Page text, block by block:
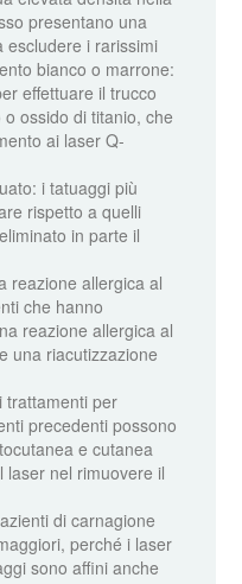
presentano una
escludere i rarissimi
bianco o marrone:
effettuare il trucco
ossido di titanio, che
ai laser Q-
i tatuaggi più
rispetto a quelli
in parte il
reazione allergica al
che hanno
reazione allergica al
una riacutizzazione
trattamenti per
precedenti possono
e cutanea
laser nel rimuovere il
di carnagione
perché i laser
sono affini anche